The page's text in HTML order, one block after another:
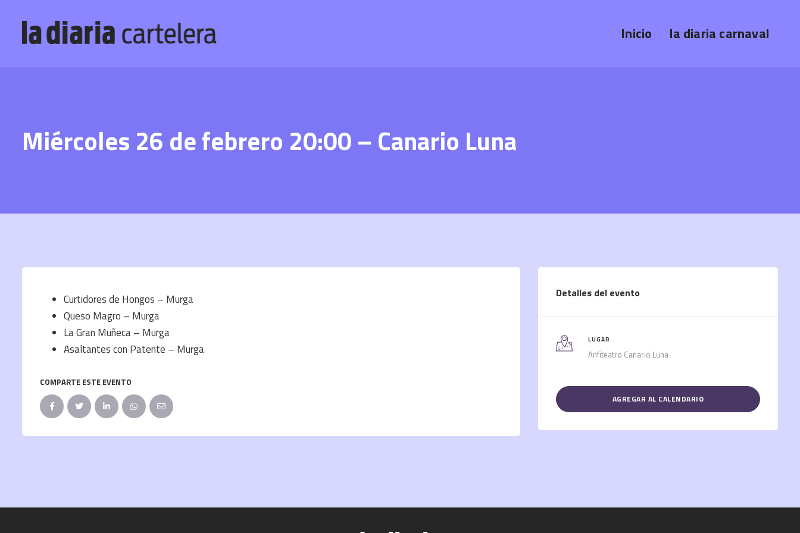
Inicio la diaria carnaval
Miércoles 26 de febrero 20:00 – Canario Luna
Curtidores de Hongos – Murga
Queso Magro – Murga
La Gran Muñeca – Murga
Asaltantes con Patente – Murga
COMPARTE ESTE EVENTO
Detalles del evento
LUGAR
Anfiteatro Canario Luna
AGREGAR AL CALENDARIO